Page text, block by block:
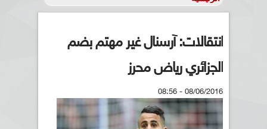
انتقالات: آرسنال غير مهتم بضم
الجزائري رياض محرز
08/06/2016 - 08:56